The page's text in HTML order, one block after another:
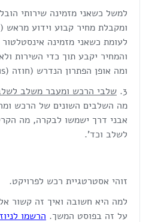
למשל כשאני מזמינה שירותי
לעומת כשאני מזמינה
והמחיר יקבע תוך כדי השירות
ומה אופן הפתרון הנדרש (חוזה (Cost plus.
שלבי הרכש ומעבר משלב
מה השלבים השונים של הרכש
אבני דרך ישמשו לבקרה, מה
לשלב וכד'.
זוהי אסטרטגיית רכש לפרויקט.
למה היא חשובה ואיך זה קשור
על זה בפוסט המשך. הרשמו